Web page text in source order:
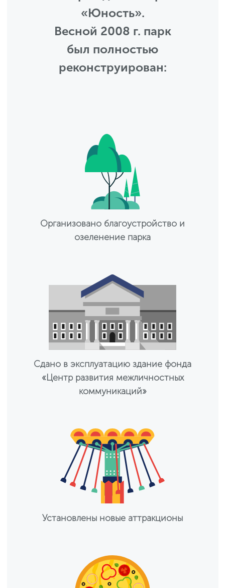
«Юность».
Весной 2008 г. парк
был полностью
реконструирован:
Организовано благоустройство и
озеленение парка
Сдано в эксплуатацию здание фонда
«Центр развития межличностных
коммуникаций»
Установлены новые аттракционы